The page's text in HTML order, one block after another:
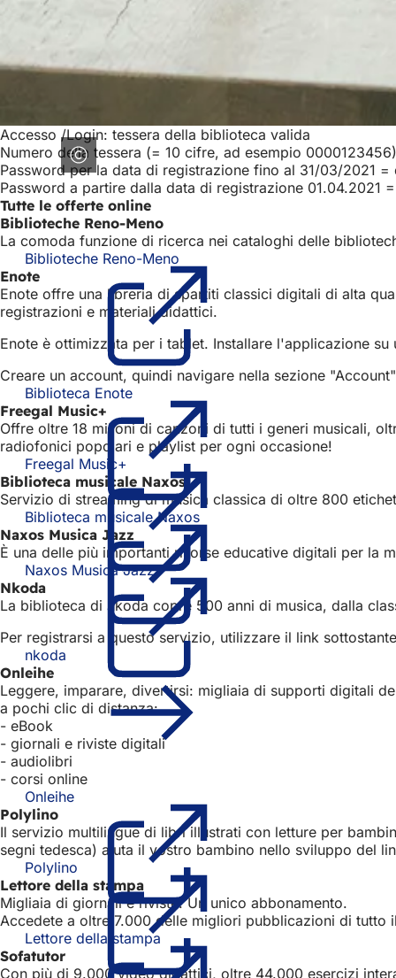
Accesso /Login: tessera della biblioteca valida
Numero della tessera (= 10 cifre, ad esempio 0000123456)
Password per la data di registrazione fino al 31/03/2021
Password a partire dalla data di registrazione 01.04.2021
Tutte le offerte online
Biblioteche Reno-Meno
La comoda funzione di ricerca nei cataloghi delle
Biblioteche Reno-Meno
apre
in
una
nuova
scheda)
Enote
Enote offre una libreria di spartiti classici digitali di alta
registrazioni e materiali didattici.
Enote è ottimizzata per i tablet. Installare l'applicazione
Creare un account, quindi navigare nella sezione
Biblioteca Enote
in
una
nuova
scheda)
Freegal Music+
Offre oltre 18 milioni di canzoni di tutti i generi musicali,
radiofonici popolari e playlist per ogni occasione!
Freegal Music+
apre
in
una
nuova
scheda)
Biblioteca musicale Naxos
Servizio di streaming di musica classica di oltre 800
Biblioteca musicale Naxos
apre
in
nuova
scheda)
Naxos Musica Jazz
È una delle più importanti risorse educative digitali per la
Naxos Musica Jazz(Si
apre
in
una
nuova
Nkoda
La biblioteca di nkoda copre 500 anni di musica, dalla
Per registrarsi a questo servizio, utilizzare il link
nkoda
Onleihe
Leggere, imparare, divertirsi: migliaia di supporti digitali
a pochi clic di distanza:
- eBook
- giornali e riviste digitali
- audiolibri
- corsi online
Onleihe
in
una
nuova
scheda)
Polylino
Il servizio multilingue di libri illustrati con letture per
segni tedesca) aiuta il vostro bambino nello sviluppo del
Polylino
apre
in
una
nuova
Lettore della stampa
Migliaia di giornali e riviste. Un unico abbonamento.
Accedete a oltre 7.000 delle migliori pubblicazioni di tutto
Lettore della stampa
apre
in
Sofatutor
Con più di 9.000 video didattici, oltre 44.000 esercizi